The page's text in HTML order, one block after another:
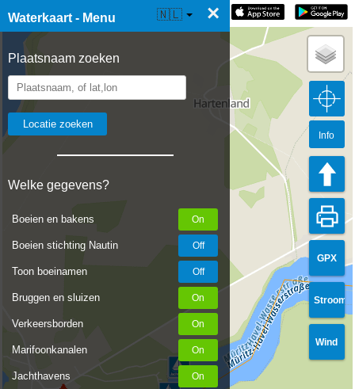
Waterkaart - Menu ×
Plaatsnaam zoeken
Welke gegevens?
Boeien en bakens
Boeien stichting Nautin
Toon boeinamen
Bruggen en sluizen
Verkeersborden
Marifoonkanalen
Jachthavens
☰ Waterkaart Live 🇳🇱
GPX
Stroom
Wind
Info